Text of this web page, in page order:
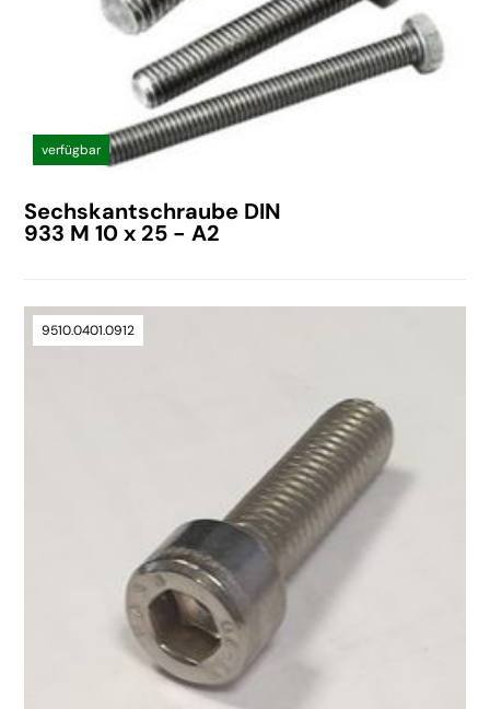
verfügbar
Sechskantschraube DIN
933 M 10 x 25 - A2
9510.0401.0912